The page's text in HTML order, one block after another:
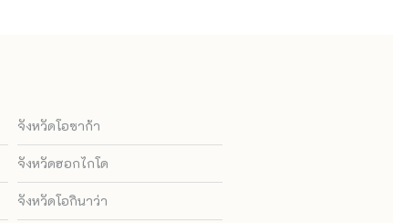
จังหวัดโอซาก้า
จังหวัดฮอกไกโด
จังหวัดโอกินาว่า